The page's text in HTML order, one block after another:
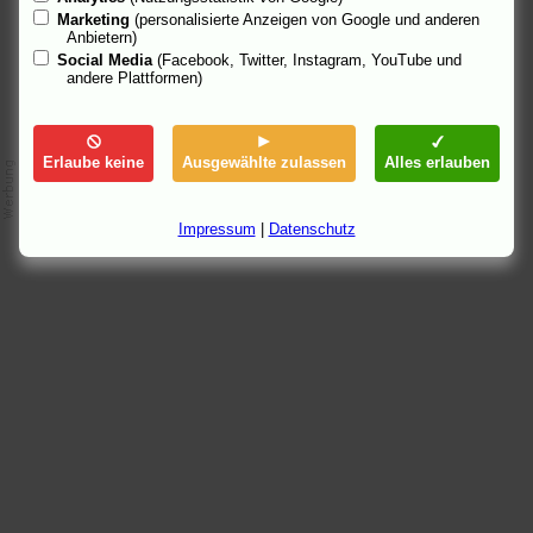
Marketing (personalisierte Anzeigen von Google und anderen
Anbietern)
Social Media (Facebook, Twitter, Instagram, YouTube und
andere Plattformen)
Erlaube keine Ausgewählte zulassen Alles erlauben
Impressum Datenschutz